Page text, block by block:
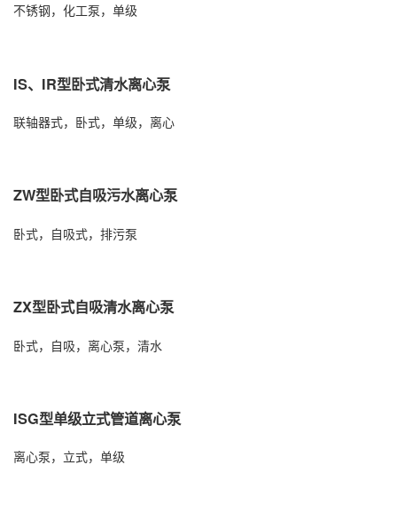
不锈钢，化工泵，单级
IS、IR型卧式清水离心泵
联轴器式，卧式，单级，离心
ZW型卧式自吸污水离心泵
卧式，自吸式，排污泵
ZX型卧式自吸清水离心泵
卧式，自吸，离心泵，清水
ISG型单级立式管道离心泵
离心泵，立式，单级